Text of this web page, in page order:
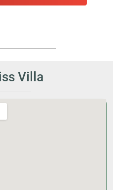
Villa